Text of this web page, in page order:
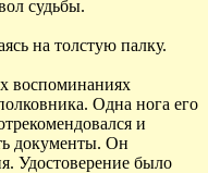
судьбы.
на толстую палку.
воспоминаниях
Одна нога его
и
документы. Он
Удостоверение было